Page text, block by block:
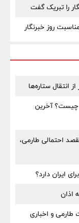
را تبریک گفت
روز خبرنگار
انتقال ستاره‌ها
چیست؟ آخرین
احتمالی طارمی،
ایران دارد؟
اذان
و اخباری